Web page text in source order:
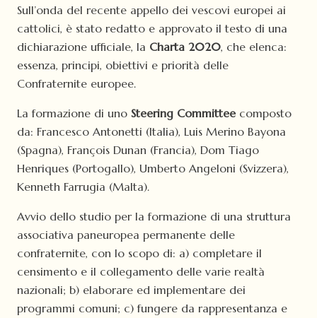
Sull’onda del recente appello dei vescovi europei ai
cattolici, è stato redatto e approvato il testo di una
dichiarazione ufficiale, la Charta 2020, che elenca:
essenza, principi, obiettivi e priorità delle
Confraternite europee.
La formazione di uno Steering Committee composto
da: Francesco Antonetti (Italia), Luis Merino Bayona
(Spagna), François Dunan (Francia), Dom Tiago
Henriques (Portogallo), Umberto Angeloni (Svizzera),
Kenneth Farrugia (Malta).
Avvio dello studio per la formazione di una struttura
associativa paneuropea permanente delle
confraternite, con lo scopo di: a) completare il
censimento e il collegamento delle varie realtà
nazionali; b) elaborare ed implementare dei
programmi comuni; c) fungere da rappresentanza e